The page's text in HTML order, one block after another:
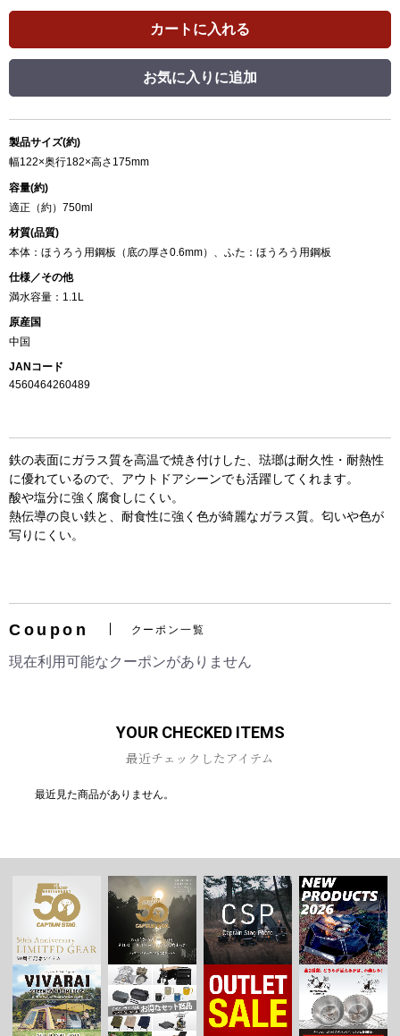
カートに入れる
お気に入りに追加
製品サイズ(約)
幅122×奥行182×高さ175mm
容量(約)
適正（約）750ml
材質(品質)
本体：ほうろう用鋼板（底の厚さ0.6mm）、ふた：ほうろう用鋼板
仕様／その他
満水容量：1.1L
原産国
中国
JANコード
4560464260489
鉄の表面にガラス質を高温で焼き付けした、琺瑯は耐久性・耐熱性
に優れているので、アウトドアシーンでも活躍してくれます。
酸や塩分に強く腐食しにくい。
熱伝導の良い鉄と、耐食性に強く色が綺麗なガラス質。匂いや色が
写りにくい。
Coupon クーポン一覧
現在利用可能なクーポンがありません
YOUR CHECKED ITEMS
最近チェックしたアイテム
最近見た商品がありません。